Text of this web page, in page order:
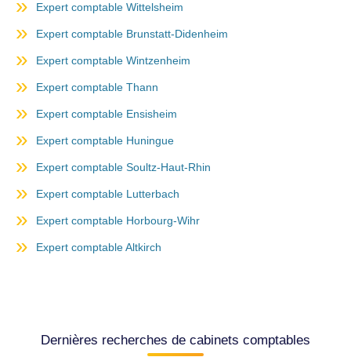
Expert comptable Wittelsheim
Expert comptable Brunstatt-Didenheim
Expert comptable Wintzenheim
Expert comptable Thann
Expert comptable Ensisheim
Expert comptable Huningue
Expert comptable Soultz-Haut-Rhin
Expert comptable Lutterbach
Expert comptable Horbourg-Wihr
Expert comptable Altkirch
Dernières recherches de cabinets comptables